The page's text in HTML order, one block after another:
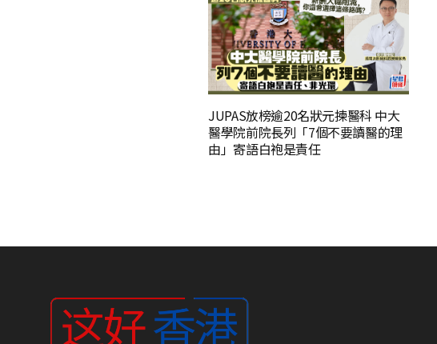
JUPAS放榜逾20名狀元揀醫科 中大
醫學院前院長列「7個不要讀醫的理
由」寄語白袍是責任